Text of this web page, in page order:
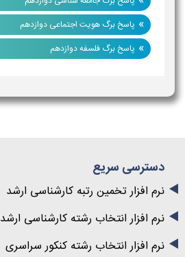
» پاسخ برگ هویت اجتماعی دوازدهم
» پاسخ برگ فلسفه دوازدهم
دسترسی سریع
نرم افزار تخمین رتبه کارشناسی ارشد
نرم افزار انتخاب رشته کارشناسی ارشد
نرم افزار انتخاب رشته کنکور سراسری